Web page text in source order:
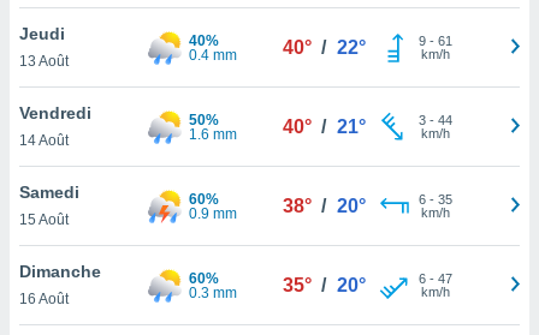
votre
à
en
le
Jeudi
13 Août
40%
0.4 mm
40° / 22° 9- 61
km/h
Vendredi
14 Août
50%
1.6 mm
40° / 21° 3- 44
km/h
Samedi
15 Août
60%
0.9 mm
38° / 20° 6- 35
km/h
Dimanche
16 Août
60%
0.3 mm
35° / 20° 6- 47
km/h